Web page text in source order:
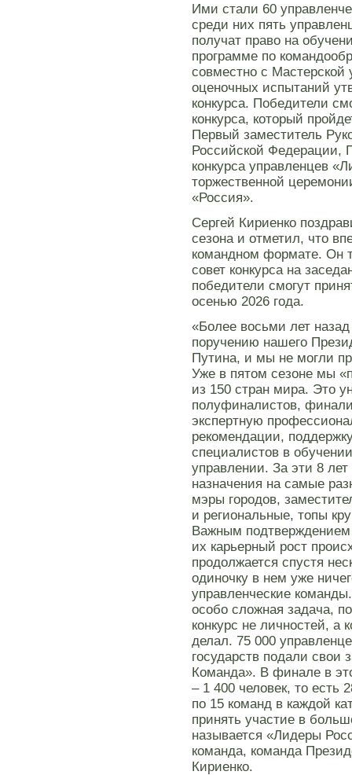
Ими стали 60
среди них пять
получат право на
программе по
совместно с
оценочных испытаний
конкурса. Победители
конкурса, который
Первый заместитель
Российской Федерации,
конкурса управленцев
торжественной
«Россия».
Сергей Кириенко
сезона и отметил, что
командном формате. Он
совет конкурса на
победители смогут
осенью 2026 года.
«Более восьми лет
поручению нашего
Путина, и мы не могли
Уже в пятом сезоне мы
из 150 стран мира. Это
полуфиналистов,
экспертную
рекомендации,
специалистов в
управлении. За эти 8
назначения на самые
мэры городов,
и региональные, топы
Важным подтверждением
их карьерный рост
продолжается спустя
одиночку в нем уже
управленческие
особо сложная задача,
конкурс не личностей, а
делал. 75 000
государств подали свои
Команда». В финале в
– 1 400 человек, то есть
по 15 команд в каждой
принять участие в
называется «Лидеры
команда, команда
Кириенко.